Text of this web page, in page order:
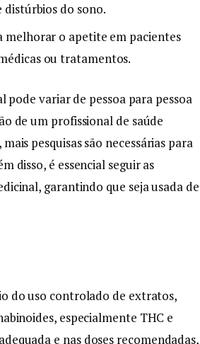
do sono.
melhorar o apetite em pacientes
ou tratamentos.
variar de pessoa para pessoa
de um profissional de saúde
pesquisas são necessárias para
disso, é essencial seguir as
garantindo que seja usada de
do uso controlado de extratos,
especialmente THC e
e nas doses recomendadas,